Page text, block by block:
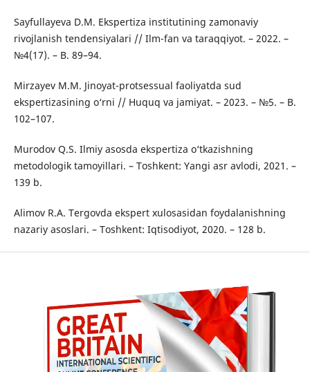
Sayfullayeva D.M. Ekspertiza institutining zamonaviy
rivojlanish tendensiyalari // Ilm-fan va taraqqiyot. – 2022. –
№4(17). – B. 89–94.
Mirzayev M.M. Jinoyat-protsessual faoliyatda sud
ekspertizasining o‘rni // Huquq va jamiyat. – 2023. – №5. – B.
102–107.
Murodov Q.S. Ilmiy asosda ekspertiza o‘tkazishning
metodologik tamoyillari. – Toshkent: Yangi asr avlodi, 2021. –
139 b.
Alimov R.A. Tergovda ekspert xulosasidan foydalanishning
nazariy asoslari. – Toshkent: Iqtisodiyot, 2020. – 128 b.